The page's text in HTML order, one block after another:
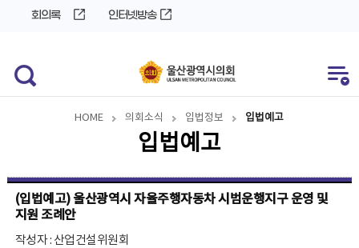
회의록 인터넷방송
HOME 의회소식 입법정보 입법예고
입법예고
(입법예고) 울산광역시 자율주행자동차 시범운행지구 운영 및
지원 조례안
작성자 : 산업건설위원회